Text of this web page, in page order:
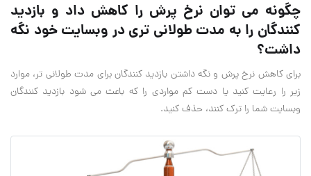
چگونه می توان نرخ پرش را کاهش داد و بازدید
کنندگان را به مدت طولانی تری در وبسایت خود نگه
داشت؟
برای کاهش نرخ پرش و نگه داشتن بازدید کنندگان برای مدت طولانی تر، موارد
زیر را رعایت کنید یا دست کم مواردی را که باعث می شود بازدید کنندگان
وبسایت شما را ترک کنند، حذف کنید.